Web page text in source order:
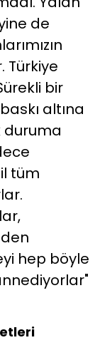
de
Türkiye
bir
altına
duruma
tüm
hep böyle